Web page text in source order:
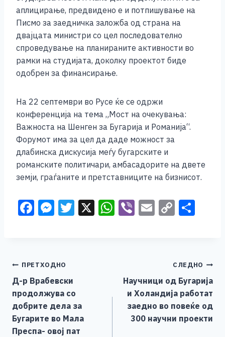
аплицирање, предвидено е и потпишување на
Писмо за заедничка заложба од страна на
двајцата министри со цел последователно
спроведување на планираните активности во
рамки на студијата, доколку проектот биде
одобрен за финансирање.
На 22 септември во Русе ќе се одржи
конференција на тема „Мост на очекувања:
Важноста на Шенген за Бугарија и Романија“.
Форумот има за цел да даде можност за
длабинска дискусија меѓу бугарските и
романските политичари, амбасадорите на двете
земји, граѓаните и претставниците на бизнисот.
F
b
o
o
k
M
n
g
er
T X W
A
p
Vi E C
Li
n
k
Навигација
на
напис
ПРЕТХОДНО
Д-р Врабевски
продолжува со
добрите дела за
Бугарите во Мала
Преспа- овој пат
СЛЕДНО
Научници од Бугарија
и Холандија работат
заедно во повеќе од
300 научни проекти